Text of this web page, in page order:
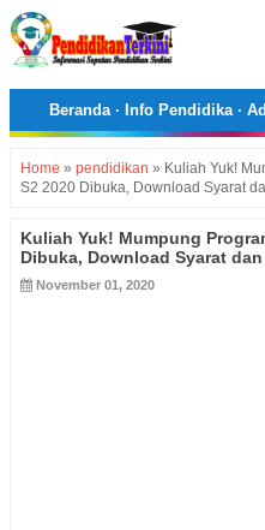
Beranda· Info Pendidika·
Home » pendidikan » Kuliah Yuk!
S2 2020 Dibuka, Download Syarat
Kuliah Yuk! Mumpung
Dibuka, Download Syarat
November 01, 2020